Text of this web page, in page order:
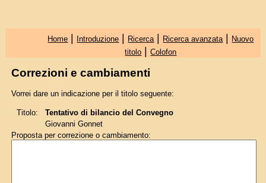
Home | Introduzione | Ricerca | Ricerca avanzata | Nuovo
titolo |Colofon
Correzioni e cambiamenti
Vorrei dare un indicazione per il titolo seguente:
Titolo:
Tentativo di bilancio del Convegno
Giovanni Gonnet
Proposta per correzione o cambiamento: